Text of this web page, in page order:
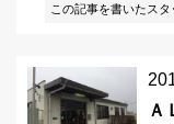
この記事を書いたスタ
Ａ